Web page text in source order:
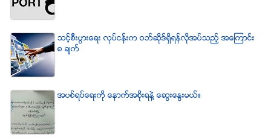
သင့္စီးပြားေရး လုပ္ငန္းက ဝဘ္ဆိုဒ္ရွိရန္လိုအပ္သည့္ အေၾကာင္း
၈ ခ်က္
အပစ္ရပ္ေရးကို ေနာက္အစိုးရနဲ႔ ေဆြးေႏြးမယ္။